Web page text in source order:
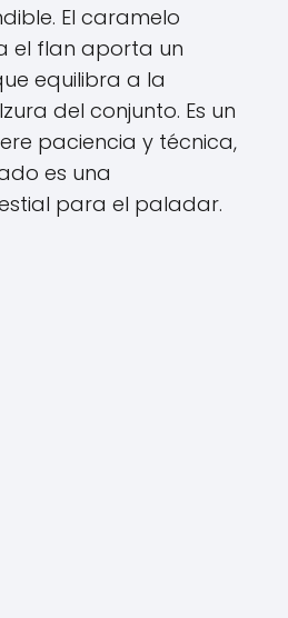
El caramelo
el flan aporta un
equilibra a la
del conjunto. Es un
paciencia y técnica,
es una
para el paladar.